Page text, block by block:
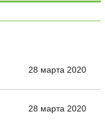
28 марта 2020
28 марта 2020